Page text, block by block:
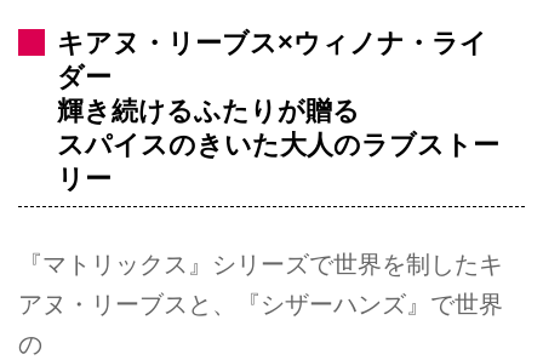
キアヌ・リーブス×ウィノナ・ライ
ダー
輝き続けるふたりが贈る
スパイスのきいた大人のラブストー
リー
『マトリックス』シリーズで世界を制したキ
アヌ・リーブスと、『シザーハンズ』で世界
の